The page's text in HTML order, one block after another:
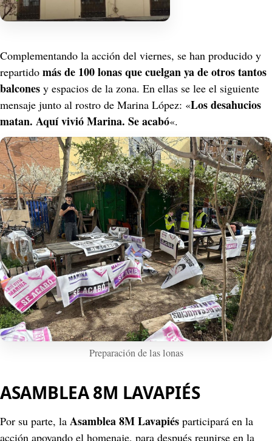
Complementando la acción del viernes, se han producido y
repartido más de 100 lonas que cuelgan ya de otros tantos
balcones y espacios de la zona. En ellas se lee el siguiente
mensaje junto al rostro de Marina López: «Los desahucios
matan. Aquí vivió Marina. Se acabó«.
Preparación de las lonas
ASAMBLEA 8M LAVAPIÉS
Por su parte, la Asamblea 8M Lavapiés participará en la
acción apoyando el homenaje, para después reunirse en la